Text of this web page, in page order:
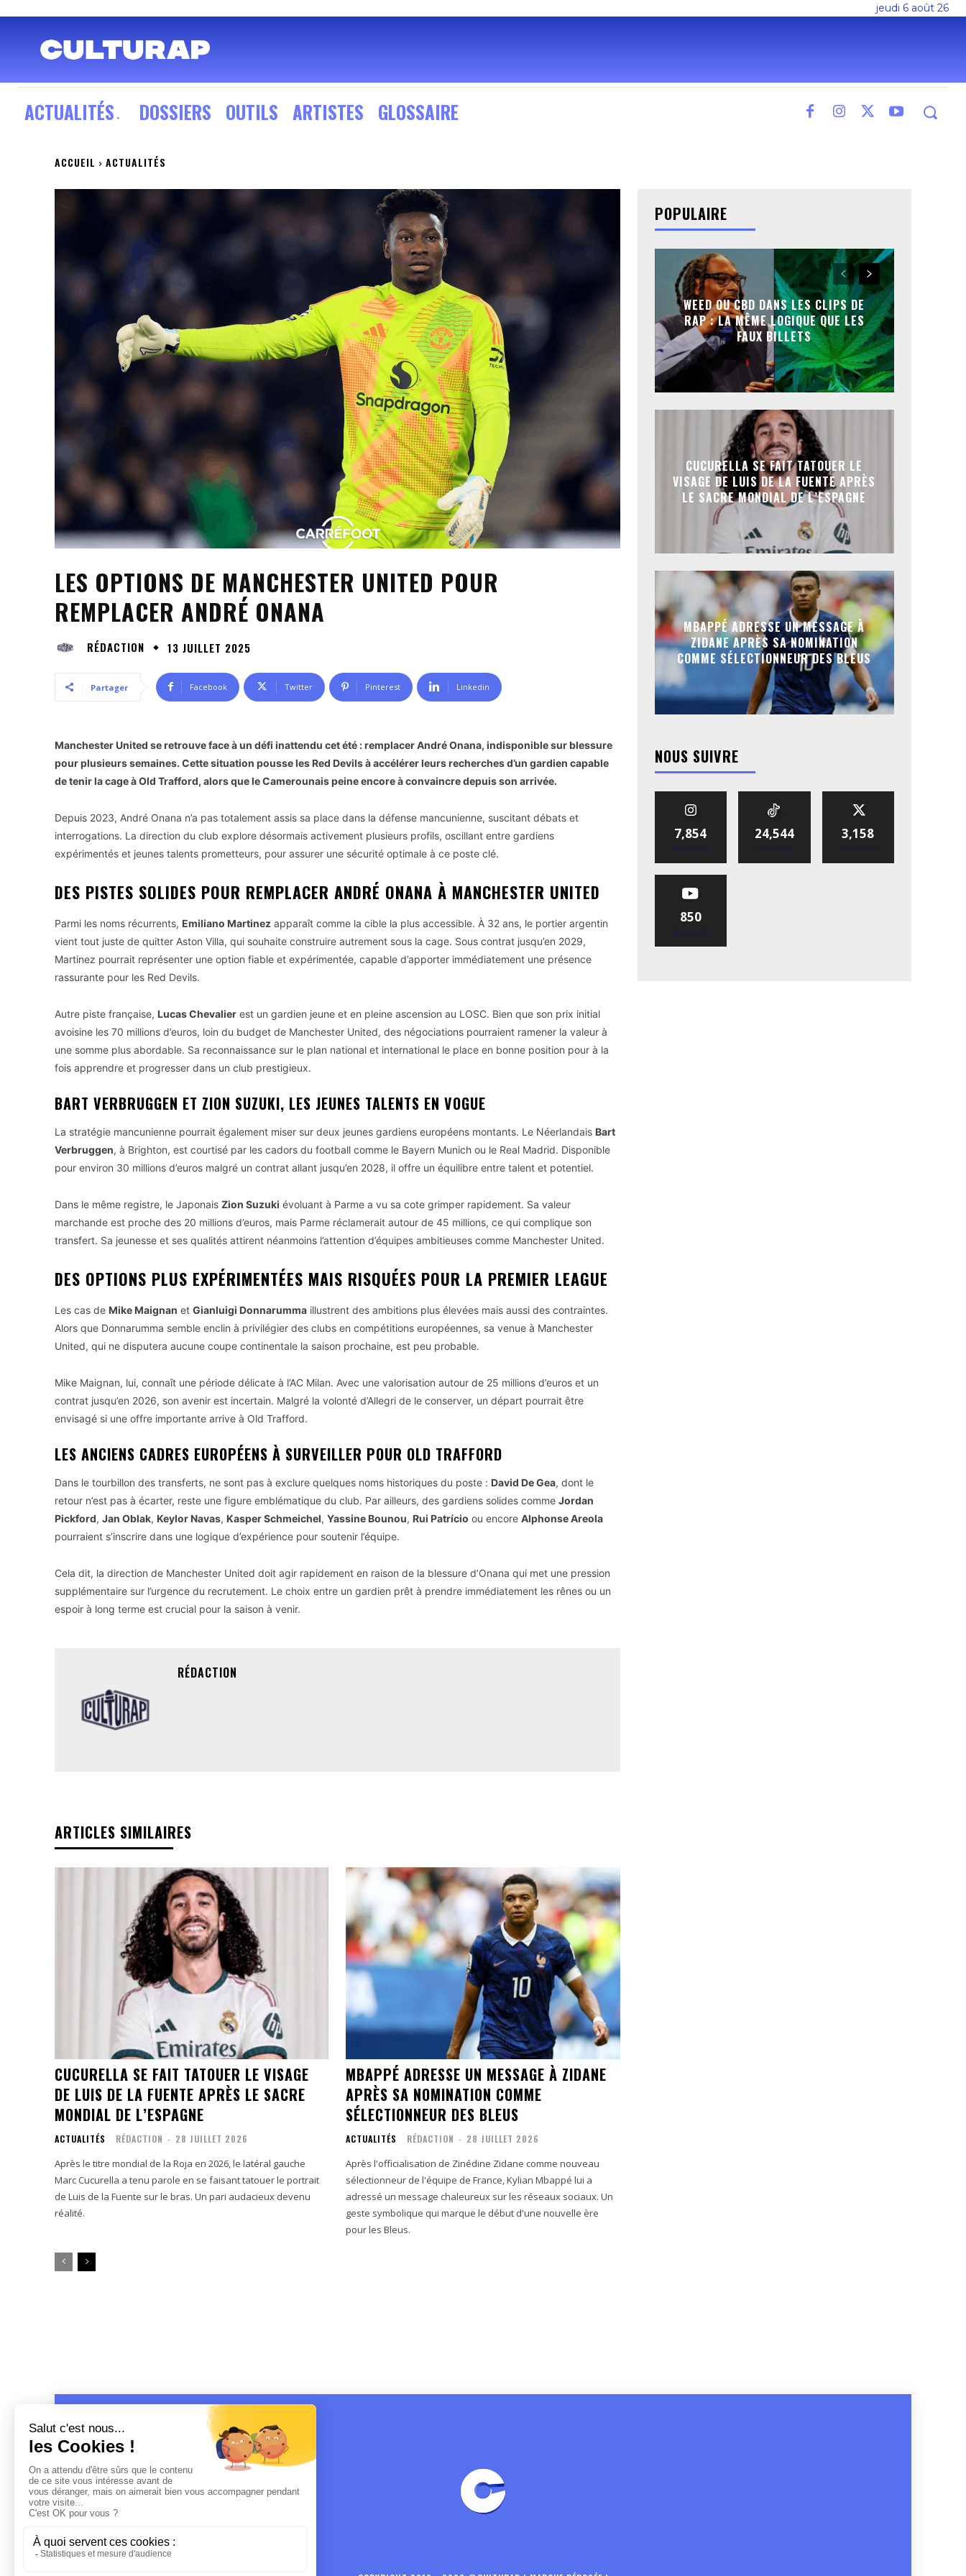
jeudi 6 août 26
ACTUALITÉS DOSSIERS OUTILS ARTISTES GLOSSAIRE
ACCUEIL ACTUALITÉS
LES OPTIONS DE MANCHESTER UNITED POUR
REMPLACER ANDRÉ ONANA
RÉDACTION 13 JUILLET 2025
Partager Facebook Twitter Pinterest Linkedin
Manchester United se retrouve face à un défi inattendu cet été : remplacer André Onana, indisponible sur blessure
pour plusieurs semaines. Cette situation pousse les Red Devils à accélérer leurs recherches d’un gardien capable
de tenir la cage à Old Trafford, alors que le Camerounais peine encore à convaincre depuis son arrivée.
Depuis 2023, André Onana n’a pas totalement assis sa place dans la défense mancunienne, suscitant débats et
interrogations. La direction du club explore désormais activement plusieurs profils, oscillant entre gardiens
expérimentés et jeunes talents prometteurs, pour assurer une sécurité optimale à ce poste clé.
DES PISTES SOLIDES POUR REMPLACER ANDRÉ ONANA À MANCHESTER UNITED
Parmi les noms récurrents, Emiliano Martinez apparaît comme la cible la plus accessible. À 32 ans, le portier argentin
vient tout juste de quitter Aston Villa, qui souhaite construire autrement sous la cage. Sous contrat jusqu’en 2029,
Martinez pourrait représenter une option fiable et expérimentée, capable d’apporter immédiatement une présence
rassurante pour les Red Devils.
Autre piste française, Lucas Chevalier est un gardien jeune et en pleine ascension au LOSC. Bien que son prix initial
avoisine les 70 millions d’euros, loin du budget de Manchester United, des négociations pourraient ramener la valeur à
une somme plus abordable. Sa reconnaissance sur le plan national et international le place en bonne position pour à la
fois apprendre et progresser dans un club prestigieux.
BART VERBRUGGEN ET ZION SUZUKI, LES JEUNES TALENTS EN VOGUE
La stratégie mancunienne pourrait également miser sur deux jeunes gardiens européens montants. Le Néerlandais Bart
Verbruggen, à Brighton, est courtisé par les cadors du football comme le Bayern Munich ou le Real Madrid. Disponible
pour environ 30 millions d’euros malgré un contrat allant jusqu’en 2028, il offre un équilibre entre talent et potentiel.
Dans le même registre, le Japonais Zion Suzuki évoluant à Parme a vu sa cote grimper rapidement. Sa valeur
marchande est proche des 20 millions d’euros, mais Parme réclamerait autour de 45 millions, ce qui complique son
transfert. Sa jeunesse et ses qualités attirent néanmoins l’attention d’équipes ambitieuses comme Manchester United.
DES OPTIONS PLUS EXPÉRIMENTÉES MAIS RISQUÉES POUR LA PREMIER LEAGUE
Les cas de Mike Maignan et Gianluigi Donnarumma illustrent des ambitions plus élevées mais aussi des contraintes.
Alors que Donnarumma semble enclin à privilégier des clubs en compétitions européennes, sa venue à Manchester
United, qui ne disputera aucune coupe continentale la saison prochaine, est peu probable.
Mike Maignan, lui, connaît une période délicate à l’AC Milan. Avec une valorisation autour de 25 millions d’euros et un
contrat jusqu’en 2026, son avenir est incertain. Malgré la volonté d’Allegri de le conserver, un départ pourrait être
envisagé si une offre importante arrive à Old Trafford.
LES ANCIENS CADRES EUROPÉENS À SURVEILLER POUR OLD TRAFFORD
Dans le tourbillon des transferts, ne sont pas à exclure quelques noms historiques du poste : David De Gea, dont le
retour n’est pas à écarter, reste une figure emblématique du club. Par ailleurs, des gardiens solides comme Jordan
Pickford, Jan Oblak, Keylor Navas, Kasper Schmeichel, Yassine Bounou, Rui Patrício ou encore Alphonse Areola
pourraient s’inscrire dans une logique d’expérience pour soutenir l’équipe.
Cela dit, la direction de Manchester United doit agir rapidement en raison de la blessure d’Onana qui met une pression
supplémentaire sur l’urgence du recrutement. Le choix entre un gardien prêt à prendre immédiatement les rênes ou un
espoir à long terme est crucial pour la saison à venir.
RÉDACTION
ARTICLES SIMILAIRES
CUCURELLA SE FAIT TATOUER LE VISAGE
DE LUIS DE LA FUENTE APRÈS LE SACRE
MONDIAL DE L’ESPAGNE
ACTUALITÉS RÉDACTION - 28 JUILLET 2026
Après le titre mondial de la Roja en 2026, le latéral gauche
Marc Cucurella a tenu parole en se faisant tatouer le portrait
de Luis de la Fuente sur le bras. Un pari audacieux devenu
réalité.
MBAPPÉ ADRESSE UN MESSAGE À ZIDANE
APRÈS SA NOMINATION COMME
SÉLECTIONNEUR DES BLEUS
ACTUALITÉS RÉDACTION - 28 JUILLET 2026
Après l'officialisation de Zinédine Zidane comme nouveau
sélectionneur de l'équipe de France, Kylian Mbappé lui a
adressé un message chaleureux sur les réseaux sociaux. Un
geste symbolique qui marque le début d'une nouvelle ère
pour les Bleus.
POPULAIRE
WEED OU CBD DANS LES CLIPS DE
RAP : LA MÊME LOGIQUE QUE LES
FAUX BILLETS
CUCURELLA SE FAIT TATOUER LE
VISAGE DE LUIS DE LA FUENTE APRÈS
LE SACRE MONDIAL DE L’ESPAGNE
MBAPPÉ ADRESSE UN MESSAGE À
ZIDANE APRÈS SA NOMINATION
COMME SÉLECTIONNEUR DES BLEUS
NOUS SUIVRE
7,854
Abonnés
24,544
Abonnés
3,158
Abonnés
850
Abonnés